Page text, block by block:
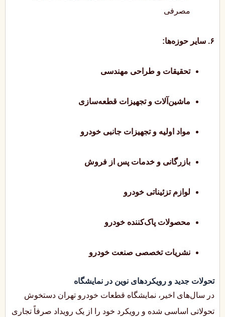
مصرفی
۶. سایر حوزه‌ها:
تحقیقات و طراحی مهندسی
ماشین‌آلات و تجهیزات قطعه‌سازی
مواد اولیه و تجهیزات جانبی خودرو
بازرگانی و خدمات پس از فروش
لوازم تزئیناتی خودرو
محصولات پاک‌کننده خودرو
نشریات تخصصی صنعت خودرو
تحولات جدید و رویکردهای نوین در نمایشگاه
در سال‌های اخیر، نمایشگاه قطعات خودرو تهران دستخوش
تحولاتی اساسی شده و رویکرد خود را از یک رویداد صرفاً تجاری